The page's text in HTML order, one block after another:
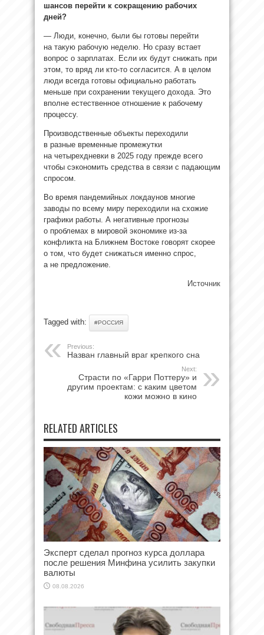
шансов перейти к сокращению рабочих
дней?
— Люди, конечно, были бы готовы перейти
на такую рабочую неделю. Но сразу встает
вопрос о зарплатах. Если их будут снижать при
этом, то вряд ли кто-то согласится. А в целом
люди всегда готовы официально работать
меньше при сохранении текущего дохода. Это
вполне естественное отношение к рабочему
процессу.
Производственные объекты переходили
в разные временные промежутки
на четырехдневки в 2025 году прежде всего
чтобы сэкономить средства в связи с падающим
спросом.
Во время пандемийных локдаунов многие
заводы по всему миру переходили на схожие
графики работы. А негативные прогнозы
о проблемах в мировой экономике из-за
конфликта на Ближнем Востоке говорят скорее
о том, что будет снижаться именно спрос,
а не предложение.
Источник
Tagged with: #РОССИЯ
Previous:
Назван главный враг крепкого сна
Next:
Страсти по «Гарри Поттеру» и
другим проектам: с каким цветом
кожи можно в кино
RELATED ARTICLES
Эксперт сделал прогноз курса доллара
после решения Минфина усилить закупки
валюты
08.08.2026